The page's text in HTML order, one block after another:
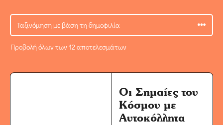
Προβολή όλων των 12 αποτελεσμάτων
Οι Σημαίες του
Κόσμου με
Αυτοκόλλητα